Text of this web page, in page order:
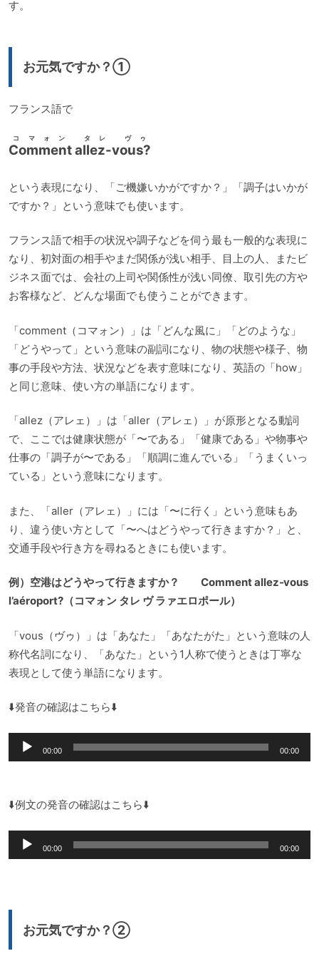
す。
お元気ですか？①
フランス語で
Comment allez-vous?
コマォン タレ ヴゥ
という表現になり、「ご機嫌いかがですか？」「調子はいかが
ですか？」という意味でも使います。
フランス語で相手の状況や調子などを伺う最も一般的な表現に
なり、初対面の相手やまだ関係が浅い相手、目上の人、またビ
ジネス面では、会社の上司や関係性が浅い同僚、取引先の方や
お客様など、どんな場面でも使うことができます。
「comment（コマォン）」は「どんな風に」「どのような」
「どうやって」という意味の副詞になり、物の状態や様子、物
事の手段や方法、状況などを表す意味になり、英語の「how」
と同じ意味、使い方の単語になります。
「allez（アレェ）」は「aller（アレェ）」が原形となる動詞
で、ここでは健康状態が「〜である」「健康である」や物事や
仕事の「調子が〜である」「順調に進んでいる」「うまくいっ
ている」という意味になります。
また、「aller（アレェ）」には「〜に行く」という意味もあ
り、違う使い方として「〜へはどうやって行きますか？」と、
交通手段や行き方を尋ねるときにも使います。
例）空港はどうやって行きますか？ Comment allez-vous
l’aéroport?（コマォン タレ ヴ ラァエロポール）
「vous（ヴゥ）」は「あなた」「あなたがた」という意味の人
称代名詞になり、「あなた」という1人称で使うときは丁寧な
表現として使う単語になります。
⬇️発音の確認はこちら⬇️
声
レ
ー
00:00 00:00
⬇️例文の発音の確認はこちら⬇️
声
00:00 00:00
お元気ですか？②